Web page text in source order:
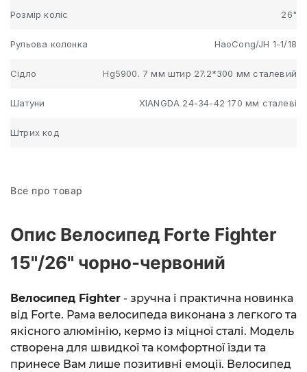
Розмір коліс 26"
Рульова колонка HaoCong/JH 1-1/18
Сідло Hg5900. 7 мм штир 27.2*300 мм сталевий
Шатуни XIANGDA 24-34-42 170 мм сталеві
Штрих код
Все про товар
Опис Велосипед Forte Fighter
15"/26" чорно-червоний
Велосипед Fighter - зручна і практична новинка
від Forte. Рама велосипеда виконана з легкого та
якісного алюмінію, кермо із міцної сталі. Модель
створена для швидкої та комфортної їзди та
принесе Вам лише позитивні емоції. Велосипед